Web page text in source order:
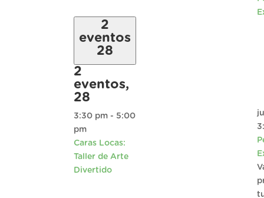
2
eventos
28
2
eventos,
28
3:30 pm - 5:00
pm
Caras Locas:
Taller de Arte
Divertido